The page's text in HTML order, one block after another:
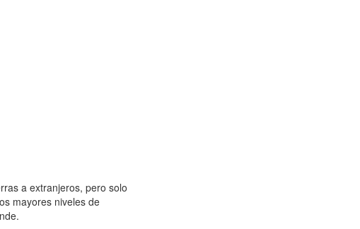
a extranjeros, pero solo
mayores niveles de